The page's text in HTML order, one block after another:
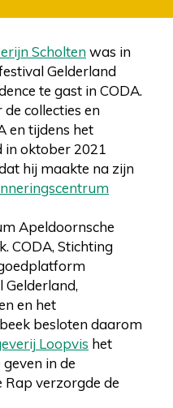
Scholtenwas in
Gelderland
te gast in CODA.
collecties en
en tijdens het
in oktober 2021
hij maakte na zijn
Apeldoornsche
CODA, Stichting
en het
besloten daarom
Loopvis het
in de
Rap verzorgde de